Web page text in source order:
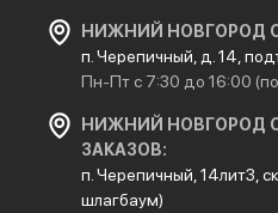
НИЖНИЙ НОВГОРОД
п. Черепичный, д. 14,
Пн-Пт с 7:30 до 16:00
НИЖНИЙ НОВГОРОД
ЗАКАЗОВ:
п. Черепичный, 14лит3,
шлагбаум)